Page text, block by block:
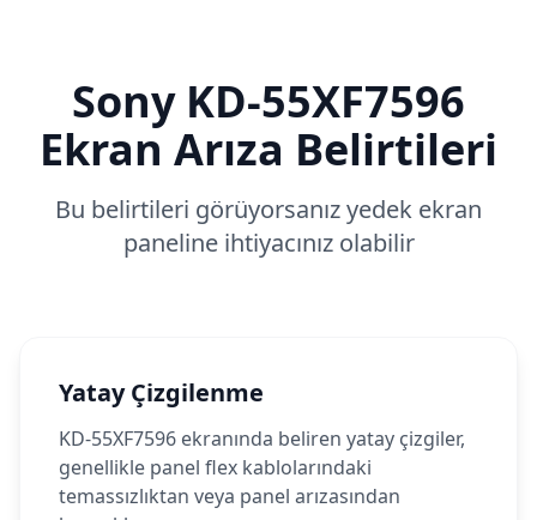
Sony KD-55XF7596
Ekran Arıza Belirtileri
Bu belirtileri görüyorsanız yedek ekran
paneline ihtiyacınız olabilir
Yatay Çizgilenme
KD-55XF7596 ekranında beliren yatay çizgiler,
genellikle panel flex kablolarındaki
temassızlıktan veya panel arızasından